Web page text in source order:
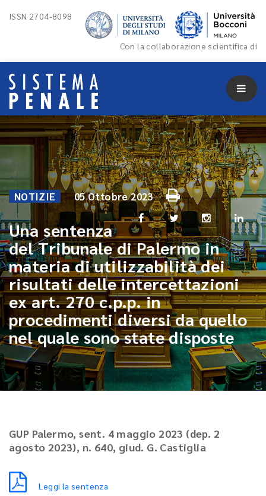
ISSN 2704-8098
Con la collaborazione scientifica di
NOTIZIE 05 Ottobre 2023
Una sentenza
del Tribunale di Palermo in
materia di utilizzabilità dei
risultati delle intercettazioni
ex art. 270 c.p.p. in
procedimenti diversi da quello
nel quale sono state disposte
GUP Palermo, sent. 4 maggio 2023 (dep. 2
agosto 2023), n. 640, giud. G. Castiglia
Leggi la sentenza